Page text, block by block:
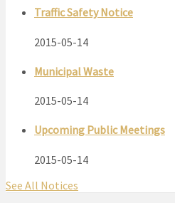
Traffic Safety Notice
2015-05-14
Municipal Waste
2015-05-14
Upcoming Public Meetings
2015-05-14
See All Notices